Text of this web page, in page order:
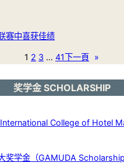
赛中喜获佳绩
1 2 3 … 41下一頁 »
奖学金 SCHOLARSHIP
International College of Hotel
奖学金（GAMUDA